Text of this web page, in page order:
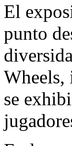
El
punto
Wheels,
se